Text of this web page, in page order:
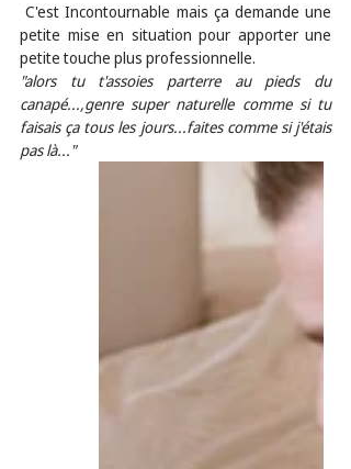
C'est Incontournable mais ça demande une
petite mise en situation pour apporter une
petite touche plus professionnelle.
"alors tu t'assoies parterre au pieds du
canapé...,genre super naturelle comme si tu
faisais ça tous les jours...faites comme si j'étais
pas là..."